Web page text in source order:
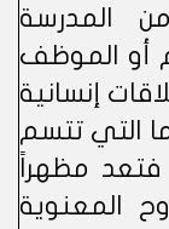
المدرسة
أو الموظف
إنسانية
التي تتسم
فتعد مظهراً
المعنوية